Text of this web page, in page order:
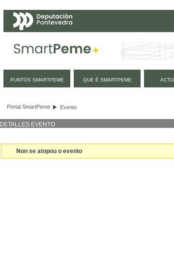
PUNTOS SMARTPEME QUE É SMARTPEME
Portal SmartPeme Evento
DETALLES EVENTO
Non se atopou o evento